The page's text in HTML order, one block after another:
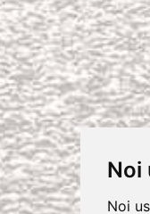
Noi
Noi